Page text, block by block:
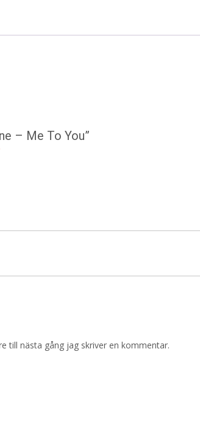
– Me To You”
till nästa gång jag skriver en kommentar.